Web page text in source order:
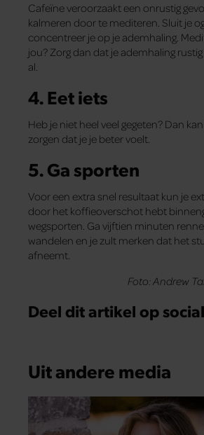
Cafeïne veroorzaakt een onrustig
kalmeren door te mediteren. Sluit je
concentreer je op je ademhaling.
jou? Zorg dan dat je ademhaling
al.
4. Eet iets
Heb je niet heel veel gegeten? Dan
zorgen dat je je beter voelt.
5. Ga sporten
Voor een extra snel resultaat kun je
door het koffieoverschot hebt
wegsporten. Ga vijftien minuten
wandelen en je zult merken dat het
afneemt.
Foto: Andrew
Deel dit artikel op
Uit andere media